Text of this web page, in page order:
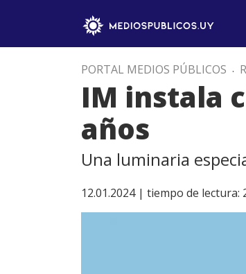
PORTAL MEDIOS PÚBLICOS .
IM instala
años
Una luminaria
12.01.2024 | tiempo de lectura: